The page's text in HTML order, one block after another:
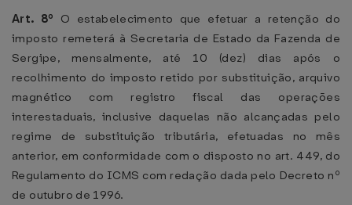
Art. 8º O estabelecimento que efetuar a retenção do
imposto remeterá à Secretaria de Estado da Fazenda de
Sergipe, mensalmente, até 10 (dez) dias após o
recolhimento do imposto retido por substituição, arquivo
magnético com registro fiscal das operações
interestaduais, inclusive daquelas não alcançadas pelo
regime de substituição tributária, efetuadas no mês
anterior, em conformidade com o disposto no art. 449, do
Regulamento do ICMS com redação dada pelo Decreto nº
de outubro de 1996.